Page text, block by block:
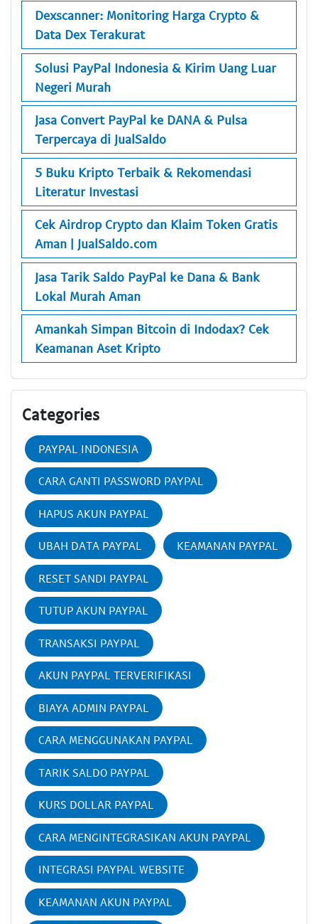
Dexscanner: Monitoring Harga Crypto &
Data Dex Terakurat
Solusi PayPal Indonesia & Kirim Uang Luar
Negeri Murah
Jasa Convert PayPal ke DANA & Pulsa
Terpercaya di JualSaldo
5 Buku Kripto Terbaik & Rekomendasi
Literatur Investasi
Cek Airdrop Crypto dan Klaim Token Gratis
Aman | JualSaldo.com
Jasa Tarik Saldo PayPal ke Dana & Bank
Lokal Murah Aman
Amankah Simpan Bitcoin di Indodax? Cek
Keamanan Aset Kripto
Categories
PAYPAL INDONESIA
CARA GANTI PASSWORD PAYPAL
HAPUS AKUN PAYPAL
UBAH DATA PAYPAL KEAMANAN PAYPAL
RESET SANDI PAYPAL
TUTUP AKUN PAYPAL
TRANSAKSI PAYPAL
AKUN PAYPAL TERVERIFIKASI
BIAYA ADMIN PAYPAL
CARA MENGGUNAKAN PAYPAL
TARIK SALDO PAYPAL
KURS DOLLAR PAYPAL
CARA MENGINTEGRASIKAN AKUN PAYPAL
INTEGRASI PAYPAL WEBSITE
KEAMANAN AKUN PAYPAL